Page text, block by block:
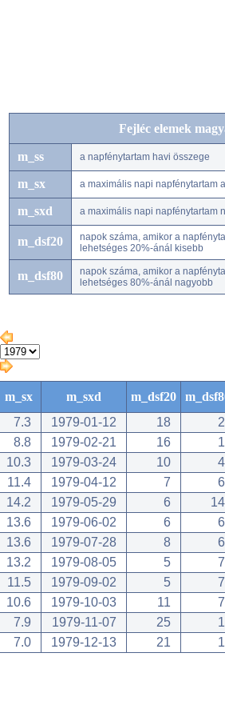
Fejléc elemek
m_ss a napfénytartam havi összege
m_sx a maximális napi napfénytartam
m_sxd a maximális napi napfénytartam
m_dsf20
napok száma, amikor a
lehetséges 20%-ánál kisebb
m_dsf80
napok száma, amikor a
lehetséges 80%-ánál nagyobb
m_sx m_sxd m_dsf20
7.3 1979-01-12 18
2
8.8 1979-02-21 16
1
10.3 1979-03-24 10
4
11.4 1979-04-12 7
6
14.2 1979-05-29 6
14
13.6 1979-06-02 6
6
13.6 1979-07-28 8
6
13.2 1979-08-05 5
7
11.5 1979-09-02 5
7
10.6 1979-10-03 11
7
7.9 1979-11-07 25
1
7.0 1979-12-13 21 1